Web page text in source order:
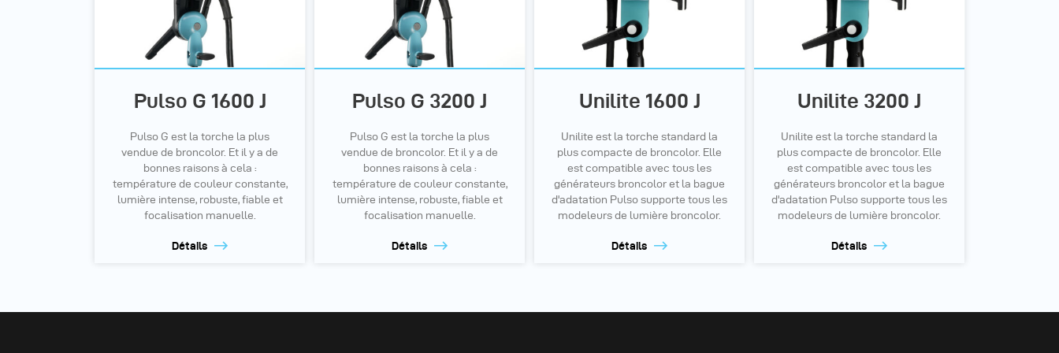
Pulso G 1600 J
Pulso G est la torche la plus
vendue de broncolor. Et il y a de
bonnes raisons à cela :
température de couleur constante,
lumière intense, robuste, fiable et
focalisation manuelle.
Détails
Pulso G 3200 J
Pulso G est la torche la plus
vendue de broncolor. Et il y a de
bonnes raisons à cela :
température de couleur constante,
lumière intense, robuste, fiable et
focalisation manuelle.
Détails
Unilite 1600 J
Unilite est la torche standard la
plus compacte de broncolor. Elle
est compatible avec tous les
générateurs broncolor et la bague
d'adatation Pulso supporte tous les
modeleurs de lumière broncolor.
Détails
Unilite 3200 J
Unilite est la torche standard la
plus compacte de broncolor. Elle
est compatible avec tous les
générateurs broncolor et la bague
d'adatation Pulso supporte tous les
modeleurs de lumière broncolor.
Détails